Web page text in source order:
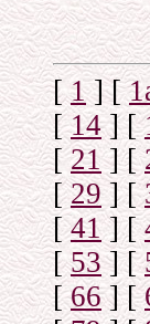
[1] [
[14] [
[21] [
[29] [
[41] [
[53] [
[66] [